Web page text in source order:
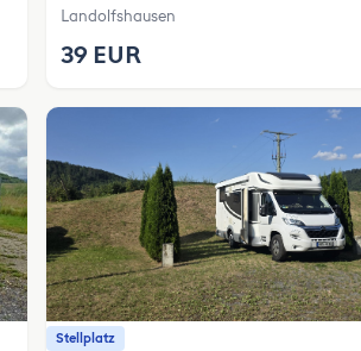
Landolfshausen
39 EUR
Stellplatz